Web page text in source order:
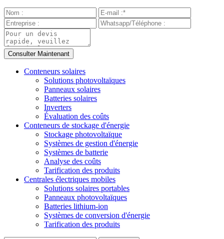
Conteneurs solaires
Solutions photovoltaïques
Panneaux solaires
Batteries solaires
Inverters
Évaluation des coûts
Conteneurs de stockage d'énergie
Stockage photovoltaïque
Systèmes de gestion d'énergie
Systèmes de batterie
Analyse des coûts
Tarification des produits
Centrales électriques mobiles
Solutions solaires portables
Panneaux photovoltaïques
Batteries lithium-ion
Systèmes de conversion d'énergie
Tarification des produits